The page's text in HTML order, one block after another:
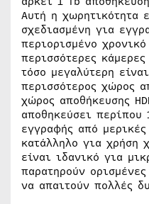
Αυτή η χωρητικότητα
σχεδιασμένη για
περιορισμένο
περισσότερες
τόσο μεγαλύτερη
περισσότερος χώρος
χώρος αποθήκευσης
αποθηκεύσει περίπου
εγγραφής από
κατάλληλο για χρήση
είναι ιδανικό για
παρατηρούν
να απαιτούν πολλές